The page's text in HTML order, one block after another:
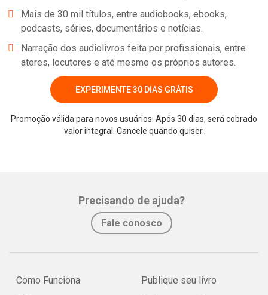
prático e operacional para empreendedores, líderes empresariais,
gestores de recursos humanos, diretores de marketing, comercial
e de comunicação. Passo a passo, função a função, ferramenta a
ferramenta.
Mais de 30 mil títulos, entre audiobooks, ebooks,
podcasts, séries, documentários e notícias.
Narração dos audiolivros feita por profissionais, entre
atores, locutores e até mesmo os próprios autores.
EXPERIMENTE 30 DIAS GRÁTIS
Promoção válida para novos usuários. Após 30 dias, será cobrado
valor integral. Cancele quando quiser.
Precisando de ajuda?
Fale conosco
Como Funciona
Publique seu livro
Whatsapp E-mail